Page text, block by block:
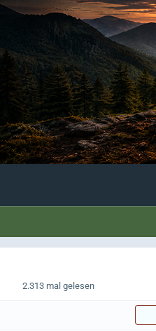
2.313 mal gelesen